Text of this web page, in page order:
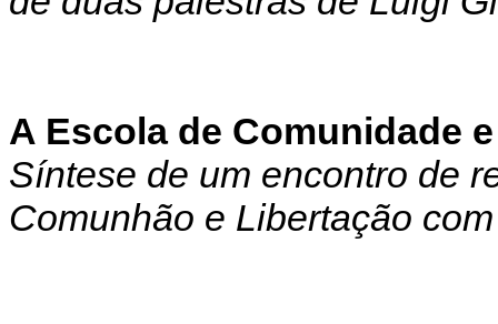
A Escola de Comunidade
Síntese de um encontro de
Comunhão e Libertação